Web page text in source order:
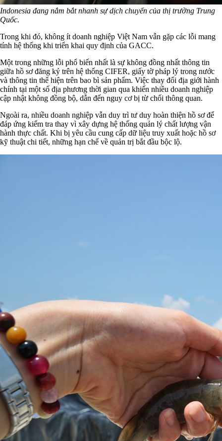
Indonesia đang nắm bắt nhanh sự dịch chuyển của thị trường Trung
Quốc.
Trong khi đó, không ít doanh nghiệp Việt Nam vẫn gặp các lỗi mang
tính hệ thống khi triển khai quy định của GACC.
Một trong những lỗi phổ biến nhất là sự không đồng nhất thông tin
giữa hồ sơ đăng ký trên hệ thống CIFER, giấy tờ pháp lý trong nước
và thông tin thể hiện trên bao bì sản phẩm. Việc thay đổi địa giới hành
chính tại một số địa phương thời gian qua khiến nhiều doanh nghiệp
cập nhật không đồng bộ, dẫn đến nguy cơ bị từ chối thông quan.
Ngoài ra, nhiều doanh nghiệp vẫn duy trì tư duy hoàn thiện hồ sơ để
đáp ứng kiểm tra thay vì xây dựng hệ thống quản lý chất lượng vận
hành thực chất. Khi bị yêu cầu cung cấp dữ liệu truy xuất hoặc hồ sơ
kỹ thuật chi tiết, những hạn chế về quản trị bắt đầu bộc lộ.